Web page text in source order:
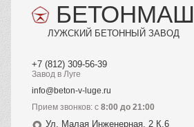
БЕТОНМАШ
ЛУЖСКИЙ БЕТОННЫЙ ЗАВОД
+7 (812) 309-56-39
Завод в Луге
info@beton-v-luge.ru
Прием звонков: с 8:00 до 21:00
Ул. Малая Инженерная, 2 К.6